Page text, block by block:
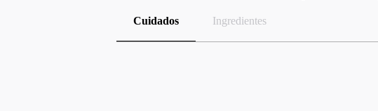
Cuidados Ingredientes